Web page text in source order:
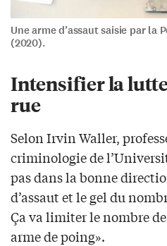
Une arme d’assaut saisie par la
(2020).
Intensifier la
rue
Selon Irvin Waller,
criminologie de
pas dans la bonne
d’assaut et le gel du
Ça va limiter le nombre
arme de poing».